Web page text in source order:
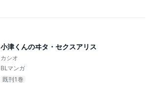
小津くんのヰタ・セクスアリス
カシオ
BLマンガ
既刊1巻